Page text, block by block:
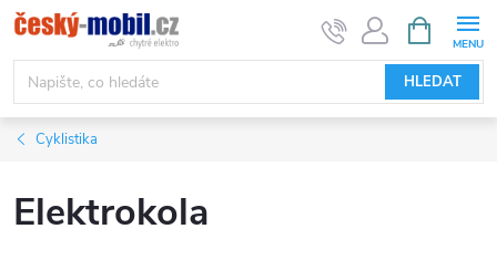
Přejít
na
obsah
HLEDAT
NÁKUPNÍ
KOŠÍK
Cyklistika
Elektrokola